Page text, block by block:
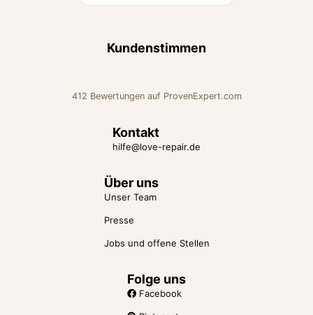
Kundenstimmen
Love Repair Beratung für Liebe
412 Bewertungen auf ProvenExpert.com
Kontakt
hilfe@love-repair.de
Über uns
Unser Team
Presse
Jobs und offene Stellen
Folge uns
Facebook